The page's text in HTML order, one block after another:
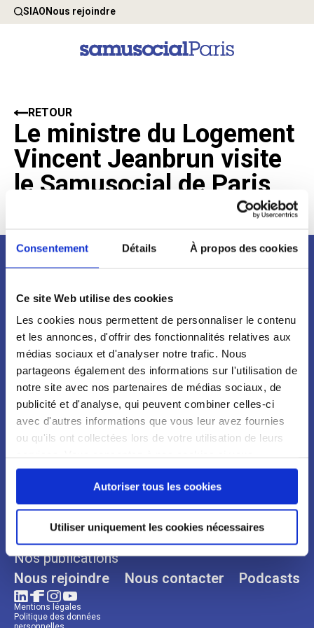
Consentement Détails À propos des cookies
Ce site Web utilise des cookies
Les cookies nous permettent de personnaliser le contenu
et les annonces, d'offrir des fonctionnalités relatives aux
médias sociaux et d'analyser notre trafic. Nous
partageons également des informations sur l'utilisation de
notre site avec nos partenaires de médias sociaux, de
publicité et d'analyse, qui peuvent combiner celles-ci
avec d'autres informations que vous leur avez fournies
ou qu'ils ont collectées lors de votre utilisation de leurs
continuez à utiliser notre site Web.
Autoriser tous les cookies
Utiliser uniquement les cookies nécessaires
SIAONous rejoindre
Le ministre du Logement
Vincent Jeanbrun visite
le Samusocial de Paris
RETOUR
Nos engagements
Nos publications
Nous rejoindre Nous contacter Podcasts
Mentions légales
Politique des données